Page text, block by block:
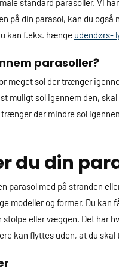
standard parasoller. Vi
på din parasol, kan du også
kan f.eks. hænge udendørs-
parasoller?
meget sol der trænger
muligt sol igennem den,
der mindre sol
du din
parasol med på stranden
modeller og former. Du
eller væggen. Det har
kan flyttes uden, at du skal